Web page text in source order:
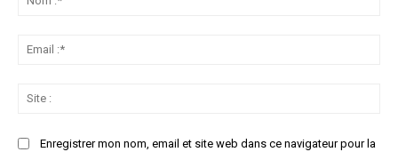
Enregistrer mon nom, email et site web dans ce navigateur pour la